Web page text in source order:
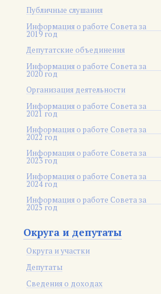
Публичные слушания
Информация о работе Совета за
2019 год
Депутатские объединения
Информация о работе Совета за
2020 год
Организация деятельности
Информация о работе Совета за
2021 год
Информация о работе Совета за
2022 год
Информация о работе Совета за
2023 год
Информация о работе Совета за
2024 год
Информация о работе Совета за
2025 год
Округа и депутаты
Округа и участки
Депутаты
Сведения о доходах